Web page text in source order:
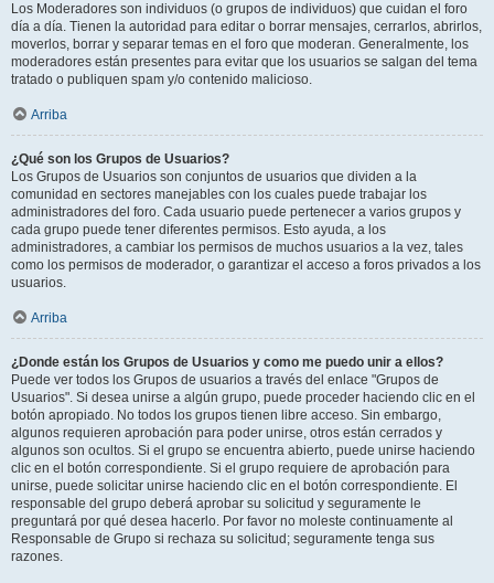
Los Moderadores son individuos (o grupos de individuos) que cuidan el foro
día a día. Tienen la autoridad para editar o borrar mensajes, cerrarlos, abrirlos,
moverlos, borrar y separar temas en el foro que moderan. Generalmente, los
moderadores están presentes para evitar que los usuarios se salgan del tema
tratado o publiquen spam y/o contenido malicioso.
Arriba
¿Qué son los Grupos de Usuarios?
Los Grupos de Usuarios son conjuntos de usuarios que dividen a la
comunidad en sectores manejables con los cuales puede trabajar los
administradores del foro. Cada usuario puede pertenecer a varios grupos y
cada grupo puede tener diferentes permisos. Esto ayuda, a los
administradores, a cambiar los permisos de muchos usuarios a la vez, tales
como los permisos de moderador, o garantizar el acceso a foros privados a los
usuarios.
Arriba
¿Donde están los Grupos de Usuarios y como me puedo unir a ellos?
Puede ver todos los Grupos de usuarios a través del enlace "Grupos de
Usuarios". Si desea unirse a algún grupo, puede proceder haciendo clic en el
botón apropiado. No todos los grupos tienen libre acceso. Sin embargo,
algunos requieren aprobación para poder unirse, otros están cerrados y
algunos son ocultos. Si el grupo se encuentra abierto, puede unirse haciendo
clic en el botón correspondiente. Si el grupo requiere de aprobación para
unirse, puede solicitar unirse haciendo clic en el botón correspondiente. El
responsable del grupo deberá aprobar su solicitud y seguramente le
preguntará por qué desea hacerlo. Por favor no moleste continuamente al
Responsable de Grupo si rechaza su solicitud; seguramente tenga sus
razones.